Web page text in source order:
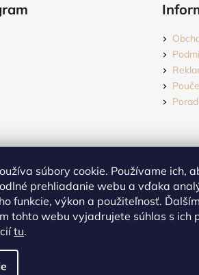
súbory cookie. Používame ich,
prehliadanie webu a vďaka
funkcie, výkon a použiteľnosť. Ďalším
tohto webu vyjadrujete súhlas s ich
tu.
Sledovať na Instagrame